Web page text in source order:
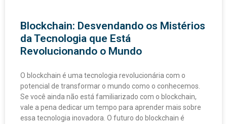
Blockchain: Desvendando os Mistérios
da Tecnologia que Está
Revolucionando o Mundo
O blockchain é uma tecnologia revolucionária com o
potencial de transformar o mundo como o conhecemos.
Se você ainda não está familiarizado com o blockchain,
vale a pena dedicar um tempo para aprender mais sobre
essa tecnologia inovadora. O futuro do blockchain é